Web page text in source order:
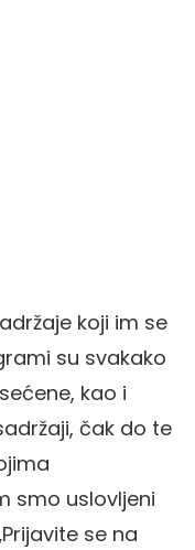
koji im se
su svakako
kao i
čak do te
smo uslovljeni
se na